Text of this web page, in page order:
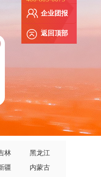
企业团报
返回顶部
林
黑龙江
疆 内蒙古